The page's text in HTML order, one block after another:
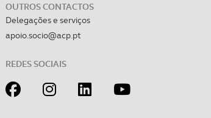
OUTROS CONTACTOS
Delegações e serviços
apoio.socio@acp.pt
REDES SOCIAIS